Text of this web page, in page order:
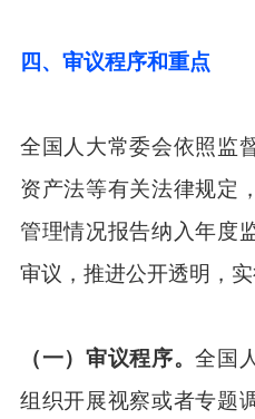
四、审议程序和重点
全国人大常委会依照监
资产法等有关法律规定
管理情况报告纳入年度
审议，推进公开透明，实
（一）审议程序。全国
组织开展视察或者专题